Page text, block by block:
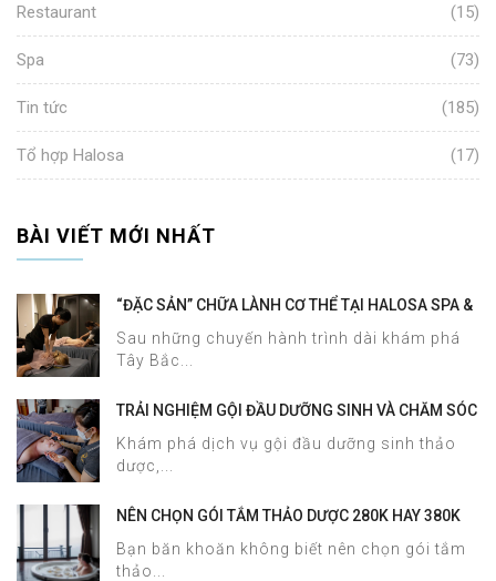
Restaurant (15)
Spa (73)
Tin tức (185)
Tổ hợp Halosa (17)
BÀI VIẾT MỚI NHẤT
“ĐẶC SẢN” CHỮA LÀNH CƠ THỂ TẠI HALOSA SPA &
Sau những chuyến hành trình dài khám phá
Tây Bắc...
TRẢI NGHIỆM GỘI ĐẦU DƯỠNG SINH VÀ CHĂM SÓC
Khám phá dịch vụ gội đầu dưỡng sinh thảo
dược,...
NÊN CHỌN GÓI TẮM THẢO DƯỢC 280K HAY 380K
Bạn băn khoăn không biết nên chọn gói tắm
thảo...